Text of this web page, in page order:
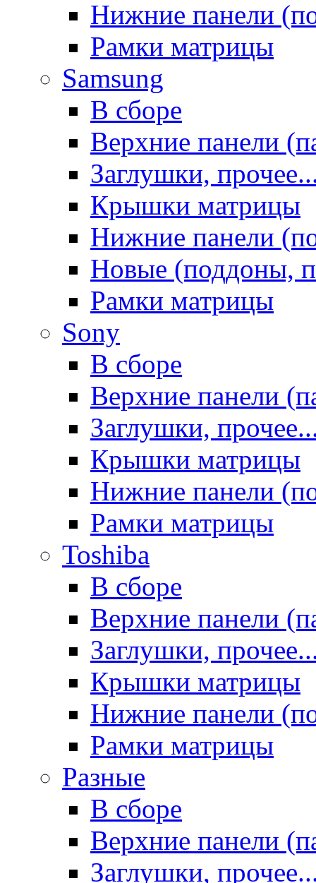
Нижние панели
Рамки матрицы
Samsung
В сборе
Верхние панели
Заглушки,
Крышки матрицы
Нижние панели
Новые (поддоны,
Рамки матрицы
Sony
В сборе
Верхние панели
Заглушки,
Крышки матрицы
Нижние панели
Рамки матрицы
Toshiba
В сборе
Верхние панели
Заглушки,
Крышки матрицы
Нижние панели
Рамки матрицы
Разные
В сборе
Верхние панели
Заглушки,